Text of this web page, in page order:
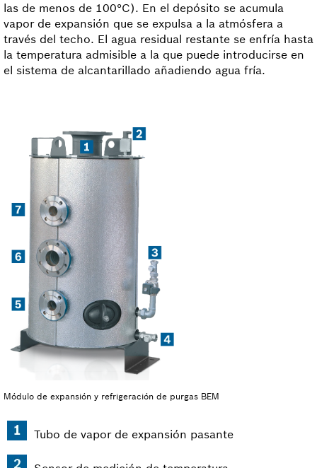
las de menos de 100°C). En el depósito se acumula
vapor de expansión que se expulsa a la atmósfera a
través del techo. El agua residual restante se enfría hasta
la temperatura admisible a la que puede introducirse en
el sistema de alcantarillado añadiendo agua fría.
Módulo de expansión y refrigeración de purgas BEM
Tubo de vapor de expansión pasante